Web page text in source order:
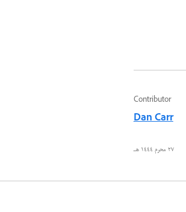
Contributor
Dan Carr
٢٧ محرم ١٤٤٤ هـ